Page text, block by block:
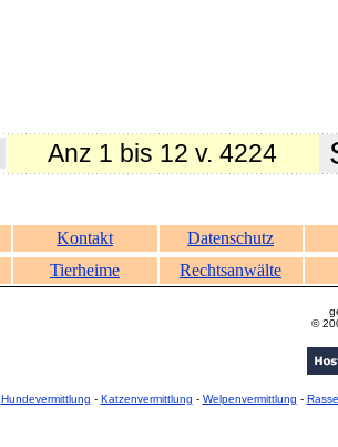
Anz 1 bis 12 v. 4224
Kontakt
Datenschutz
Tierheime Rechtsanwälte
©
Hundevermittlung - Katzenvermittlung - Welpenvermittlung -